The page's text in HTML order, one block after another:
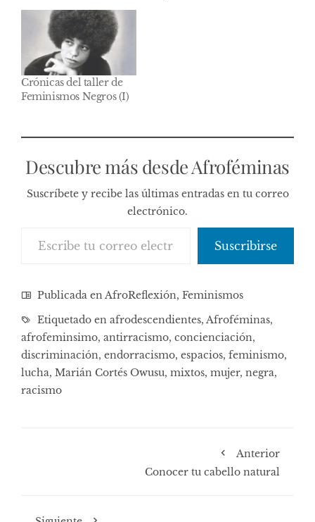
Crónicas del taller de
Feminismos Negros (I)
Descubre más desde Afroféminas
Suscríbete y recibe las últimas entradas en tu correo
electrónico.
Suscribirse
Publicada enAfroReflexión, Feminismos
Etiquetado en afrodescendientes, Afroféminas,
afrofeminsimo, antirracismo, concienciación,
discriminación, endorracismo, espacios, feminismo,
lucha, Marián Cortés Owusu, mixtos, mujer, negra,
racismo
Anterior
Conocer tu cabello natural